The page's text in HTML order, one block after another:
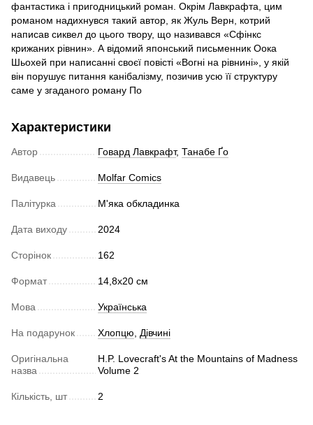
фантастика і пригодницький роман. Окрім Лавкрафта, цим
романом надихнувся такий автор, як Жуль Верн, котрий
написав сиквел до цього твору, що називався «Сфінкс
крижаних рівнин». А відомий японський письменник Оока
Шьохей при написанні своєї повісті «Вогні на рівнині», у якій
він порушує питання канібалізму, позичив усю її структуру
саме у згаданого роману По
Характеристики
Автор Говард Лавкрафт, Танабе Ґо
Видавець Molfar Comics
Палітурка М'яка обкладинка
Дата виходу 2024
Сторінок 162
Формат 14,8x20 cм
Мова Українська
На подарунок Хлопцю, Дівчині
Оригінальна
назва
H.P. Lovecraft's At the Mountains of Madness
Volume 2
Кількість, шт 2